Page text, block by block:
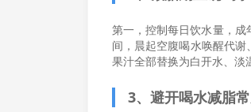
第一，控制每日饮水量，
间，晨起空腹喝水唤醒代
果汁全部替换为白开水、淡
3、避开喝水减脂